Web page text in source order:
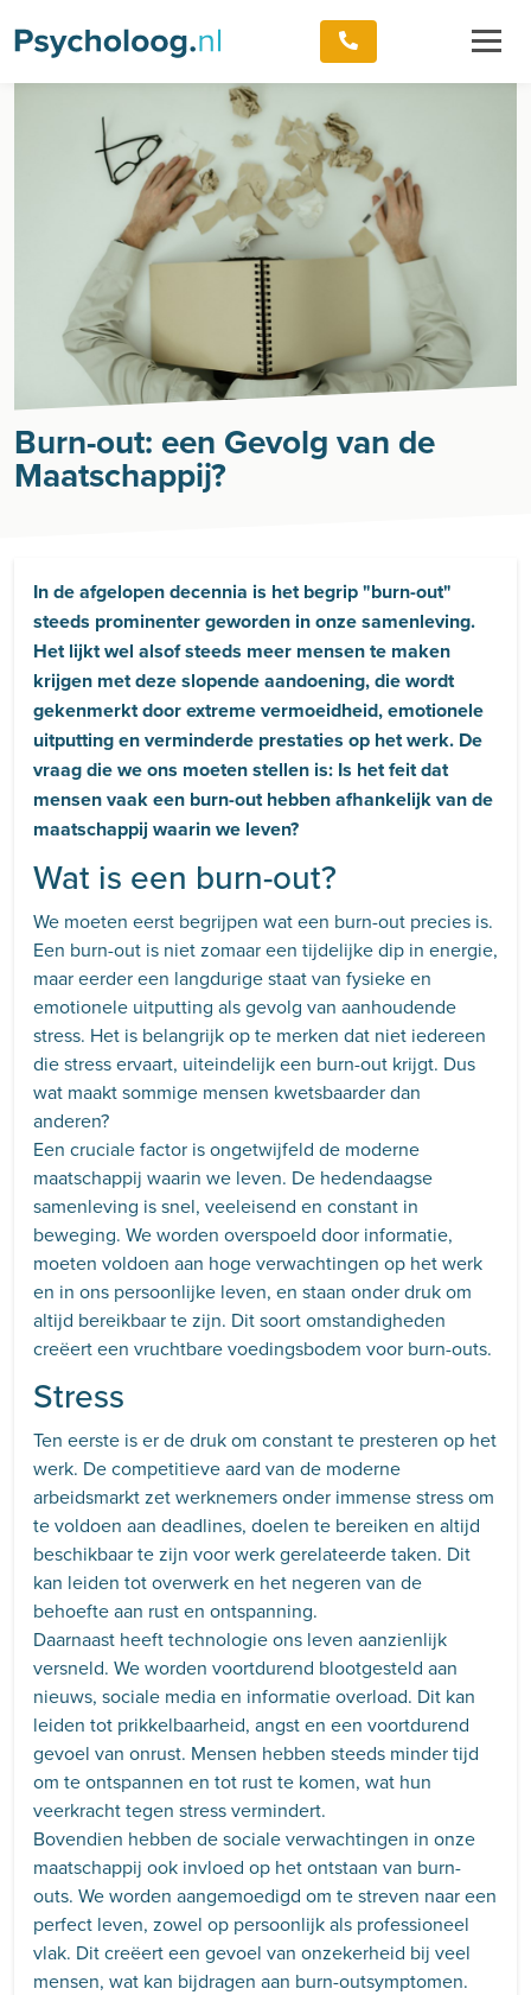
Burn-out: een Gevolg van de
Maatschappij?
In de afgelopen decennia is het begrip "burn-out"
steeds prominenter geworden in onze samenleving.
Het lijkt wel alsof steeds meer mensen te maken
krijgen met deze slopende aandoening, die wordt
gekenmerkt door extreme vermoeidheid, emotionele
uitputting en verminderde prestaties op het werk. De
vraag die we ons moeten stellen is: Is het feit dat
mensen vaak een burn-out hebben afhankelijk van de
maatschappij waarin we leven?
Wat is een burn-out?
We moeten eerst begrijpen wat een burn-out precies is.
Een burn-out is niet zomaar een tijdelijke dip in energie,
maar eerder een langdurige staat van fysieke en
emotionele uitputting als gevolg van aanhoudende
stress. Het is belangrijk op te merken dat niet iedereen
die stress ervaart, uiteindelijk een burn-out krijgt. Dus
wat maakt sommige mensen kwetsbaarder dan
anderen?
Een cruciale factor is ongetwijfeld de moderne
maatschappij waarin we leven. De hedendaagse
samenleving is snel, veeleisend en constant in
beweging. We worden overspoeld door informatie,
moeten voldoen aan hoge verwachtingen op het werk
en in ons persoonlijke leven, en staan onder druk om
altijd bereikbaar te zijn. Dit soort omstandigheden
creëert een vruchtbare voedingsbodem voor burn-outs.
Stress
Ten eerste is er de druk om constant te presteren op het
werk. De competitieve aard van de moderne
arbeidsmarkt zet werknemers onder immense stress om
te voldoen aan deadlines, doelen te bereiken en altijd
beschikbaar te zijn voor werk gerelateerde taken. Dit
kan leiden tot overwerk en het negeren van de
behoefte aan rust en ontspanning.
Daarnaast heeft technologie ons leven aanzienlijk
versneld. We worden voortdurend blootgesteld aan
nieuws, sociale media en informatie overload. Dit kan
leiden tot prikkelbaarheid, angst en een voortdurend
gevoel van onrust. Mensen hebben steeds minder tijd
om te ontspannen en tot rust te komen, wat hun
veerkracht tegen stress vermindert.
Bovendien hebben de sociale verwachtingen in onze
maatschappij ook invloed op het ontstaan van burn-
outs. We worden aangemoedigd om te streven naar een
perfect leven, zowel op persoonlijk als professioneel
vlak. Dit creëert een gevoel van onzekerheid bij veel
mensen, wat kan bijdragen aan burn-outsymptomen.